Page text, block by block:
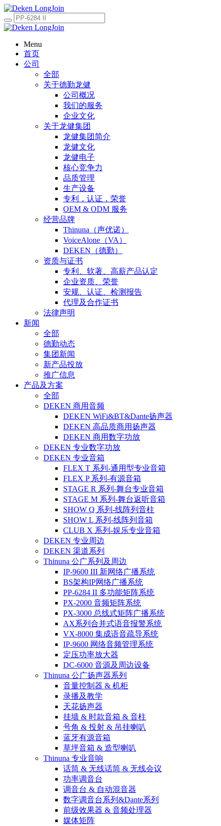
Menu
首页
公司
全部
关于德勤龙健
公司概况
我们的服务
企业文化
关于龙健集团
龙健集团简介
龙健文化
龙健电子
核心竞争力
品质管理
生产设备
专利，认证，荣誉
OEM & ODM 服务
经营品牌
Thinuna（声优诺）
VoiceAlone（VA）
DEKEN（德勤）
资质与证书
专利、软著、高薪产品认定
企业资质、荣誉
安规、认证、检测报告
代理及合作证书
法律声明
新闻
全部
德勤动态
集团新闻
新产品投放
推广信息
产品及方案
全部
DEKEN 商用音频
DEKEN WiFi&BT&Dante扬声器
DEKEN 高品质商用扬声器
DEKEN 商用数字功放
DEKEN 专业数字功放
DEKEN 专业音箱
FLEX T 系列-通用型专业音箱
FLEX P 系列-有源音箱
STAGE R 系列-舞台专业音箱
STAGE M 系列-舞台返听音箱
SHOW Q 系列-线阵列音柱
SHOW L 系列-线阵列音箱
CLUB X 系列-娱乐专业音箱
DEKEN 专业周边
DEKEN 渠道系列
Thinuna 公广系列及周边
IP-9600 III 新网络广播系统
BS架构IP网络广播系统
PP-6284 II 多功能矩阵系统
PX-2000 音频矩阵系统
PX-3000 总线式矩阵广播系统
AX系列合并式语音报警系统
VX-8000 集成语音疏导系统
IP-9600 网络音频管理系统
定压功率放大器
DC-6000 音源及周边设备
Thinuna 公广扬声器系列
音量控制器 & 机柜
录播及教学
天花扬声器
挂墙 & 时款音箱 & 音柱
号角 & 投射 & 吊挂喇叭
蓝牙有源音箱
草坪音箱 & 造型喇叭
Thinuna 专业音响
话筒 & 无线话筒 & 无线会议
功率调音台
调音台 & 自动混音器
数字调音台系列&Dante系列
前级效果器 & 音频处理器
媒体矩阵